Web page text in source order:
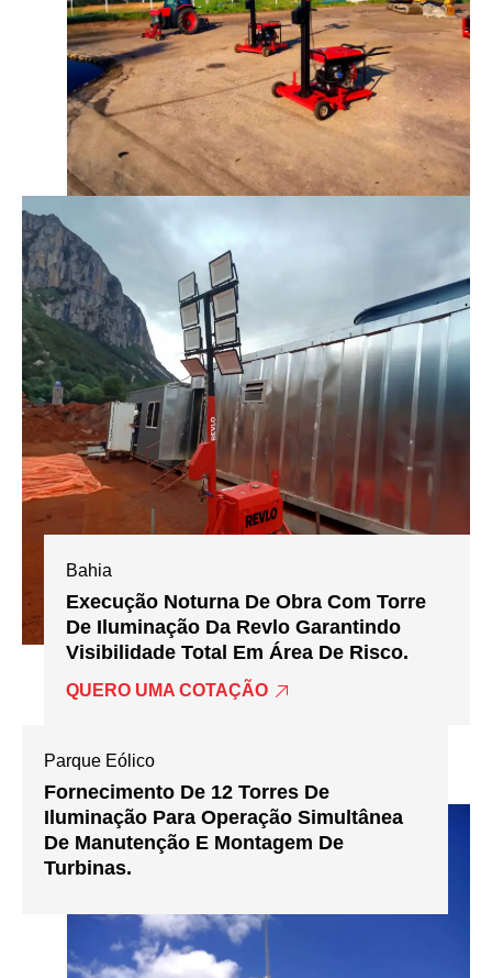
Bahia
Execução Noturna De Obra Com Torre
De Iluminação Da Revlo Garantindo
Visibilidade Total Em Área De Risco.
QUERO UMA COTAÇÃO
Parque Eólico
Fornecimento De 12 Torres De
Iluminação Para Operação Simultânea
De Manutenção E Montagem De
Turbinas.